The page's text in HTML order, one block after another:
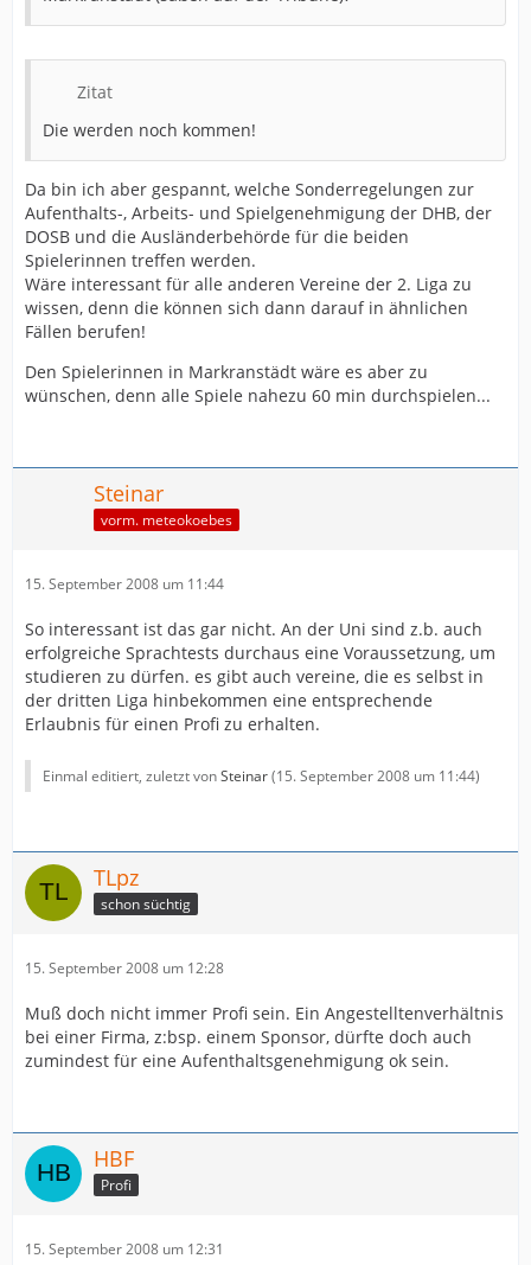
dass die HSG Bensheim/Auerbach vor einer sonnigen
Bergsträßer Anzeiger
Zitat
Die werden noch kommen!
Da bin ich aber gespannt, welche Sonderregelungen zur
Aufenthalts-, Arbeits- und Spielgenehmigung der DHB, der
DOSB und die Ausländerbehörde für die beiden
Spielerinnen treffen werden.
Wäre interessant für alle anderen Vereine der 2. Liga zu
wissen, denn die können sich dann darauf in ähnlichen
Fällen berufen!
Den Spielerinnen in Markranstädt wäre es aber zu
wünschen, denn alle Spiele nahezu 60 min durchspielen...
Steinar
vorm. meteokoebes
15. September 2008 um 11:44
So interessant ist das gar nicht. An der Uni sind z.b. auch
erfolgreiche Sprachtests durchaus eine Voraussetzung, um
studieren zu dürfen. es gibt auch vereine, die es selbst in
der dritten Liga hinbekommen eine entsprechende
Erlaubnis für einen Profi zu erhalten.
Einmal editiert, zuletzt vonSteinar(15. September 2008 um 11:44)
TLpz
schon süchtig
15. September 2008 um 12:28
Muß doch nicht immer Profi sein. Ein Angestelltenverhältnis
bei einer Firma, z:bsp. einem Sponsor, dürfte doch auch
zumindest für eine Aufenthaltsgenehmigung ok sein.
HBF
Profi
15. September 2008 um 12:31